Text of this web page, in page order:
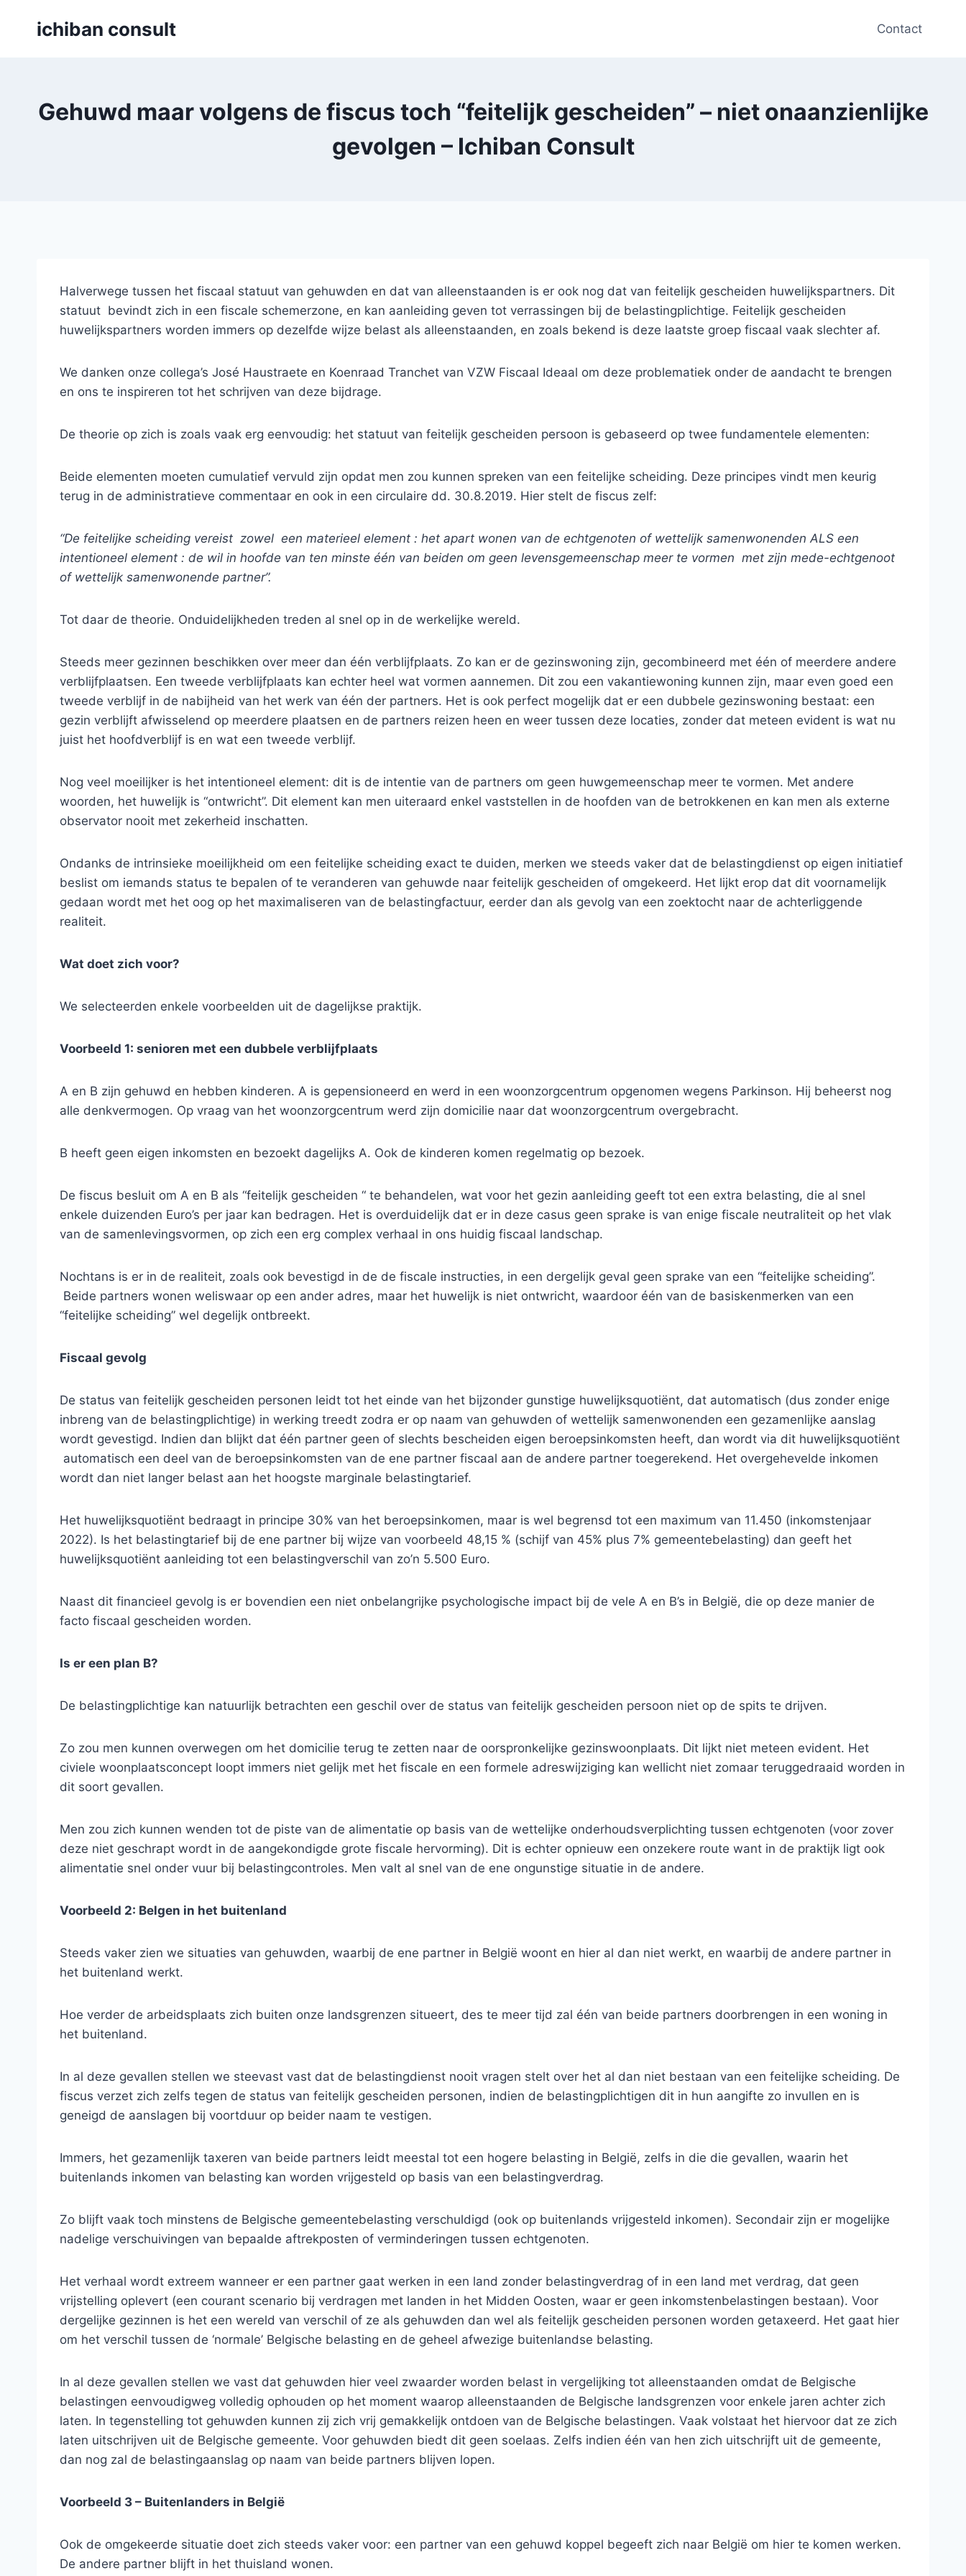
ichiban consult Contact
Gehuwd maar volgens de fiscus toch “feitelijk gescheiden” – niet onaanzienlijke
gevolgen – Ichiban Consult
Halverwege tussen het fiscaal statuut van gehuwden en dat van alleenstaanden is er ook nog dat van feitelijk gescheiden huwelijkspartners. Dit
statuut bevindt zich in een fiscale schemerzone, en kan aanleiding geven tot verrassingen bij de belastingplichtige. Feitelijk gescheiden
huwelijkspartners worden immers op dezelfde wijze belast als alleenstaanden, en zoals bekend is deze laatste groep fiscaal vaak slechter af.
We danken onze collega’s José Haustraete en Koenraad Tranchet van VZW Fiscaal Ideaal om deze problematiek onder de aandacht te brengen
en ons te inspireren tot het schrijven van deze bijdrage.
De theorie op zich is zoals vaak erg eenvoudig: het statuut van feitelijk gescheiden persoon is gebaseerd op twee fundamentele elementen:
Beide elementen moeten cumulatief vervuld zijn opdat men zou kunnen spreken van een feitelijke scheiding. Deze principes vindt men keurig
terug in de administratieve commentaar en ook in een circulaire dd. 30.8.2019. Hier stelt de fiscus zelf:
“De feitelijke scheiding vereist zowel een materieel element : het apart wonen van de echtgenoten of wettelijk samenwonenden ALS een
intentioneel element : de wil in hoofde van ten minste één van beiden om geen levensgemeenschap meer te vormen met zijn mede-echtgenoot
of wettelijk samenwonende partner”.
Tot daar de theorie. Onduidelijkheden treden al snel op in de werkelijke wereld.
Steeds meer gezinnen beschikken over meer dan één verblijfplaats. Zo kan er de gezinswoning zijn, gecombineerd met één of meerdere andere
verblijfplaatsen. Een tweede verblijfplaats kan echter heel wat vormen aannemen. Dit zou een vakantiewoning kunnen zijn, maar even goed een
tweede verblijf in de nabijheid van het werk van één der partners. Het is ook perfect mogelijk dat er een dubbele gezinswoning bestaat: een
gezin verblijft afwisselend op meerdere plaatsen en de partners reizen heen en weer tussen deze locaties, zonder dat meteen evident is wat nu
juist het hoofdverblijf is en wat een tweede verblijf.
Nog veel moeilijker is het intentioneel element: dit is de intentie van de partners om geen huwgemeenschap meer te vormen. Met andere
woorden, het huwelijk is “ontwricht”. Dit element kan men uiteraard enkel vaststellen in de hoofden van de betrokkenen en kan men als externe
observator nooit met zekerheid inschatten.
Ondanks de intrinsieke moeilijkheid om een feitelijke scheiding exact te duiden, merken we steeds vaker dat de belastingdienst op eigen initiatief
beslist om iemands status te bepalen of te veranderen van gehuwde naar feitelijk gescheiden of omgekeerd. Het lijkt erop dat dit voornamelijk
gedaan wordt met het oog op het maximaliseren van de belastingfactuur, eerder dan als gevolg van een zoektocht naar de achterliggende
realiteit.
Wat doet zich voor?
We selecteerden enkele voorbeelden uit de dagelijkse praktijk.
Voorbeeld 1: senioren met een dubbele verblijfplaats
A en B zijn gehuwd en hebben kinderen. A is gepensioneerd en werd in een woonzorgcentrum opgenomen wegens Parkinson. Hij beheerst nog
alle denkvermogen. Op vraag van het woonzorgcentrum werd zijn domicilie naar dat woonzorgcentrum overgebracht.
B heeft geen eigen inkomsten en bezoekt dagelijks A. Ook de kinderen komen regelmatig op bezoek.
De fiscus besluit om A en B als “feitelijk gescheiden “ te behandelen, wat voor het gezin aanleiding geeft tot een extra belasting, die al snel
enkele duizenden Euro’s per jaar kan bedragen. Het is overduidelijk dat er in deze casus geen sprake is van enige fiscale neutraliteit op het vlak
van de samenlevingsvormen, op zich een erg complex verhaal in ons huidig fiscaal landschap.
Nochtans is er in de realiteit, zoals ook bevestigd in de de fiscale instructies, in een dergelijk geval geen sprake van een “feitelijke scheiding”.
Beide partners wonen weliswaar op een ander adres, maar het huwelijk is niet ontwricht, waardoor één van de basiskenmerken van een
“feitelijke scheiding” wel degelijk ontbreekt.
Fiscaal gevolg
De status van feitelijk gescheiden personen leidt tot het einde van het bijzonder gunstige huwelijksquotiënt, dat automatisch (dus zonder enige
inbreng van de belastingplichtige) in werking treedt zodra er op naam van gehuwden of wettelijk samenwonenden een gezamenlijke aanslag
wordt gevestigd. Indien dan blijkt dat één partner geen of slechts bescheiden eigen beroepsinkomsten heeft, dan wordt via dit huwelijksquotiënt
automatisch een deel van de beroepsinkomsten van de ene partner fiscaal aan de andere partner toegerekend. Het overgehevelde inkomen
wordt dan niet langer belast aan het hoogste marginale belastingtarief.
Het huwelijksquotiënt bedraagt in principe 30% van het beroepsinkomen, maar is wel begrensd tot een maximum van 11.450 (inkomstenjaar
2022). Is het belastingtarief bij de ene partner bij wijze van voorbeeld 48,15 % (schijf van 45% plus 7% gemeentebelasting) dan geeft het
huwelijksquotiënt aanleiding tot een belastingverschil van zo’n 5.500 Euro.
Naast dit financieel gevolg is er bovendien een niet onbelangrijke psychologische impact bij de vele A en B’s in België, die op deze manier de
facto fiscaal gescheiden worden.
Is er een plan B?
De belastingplichtige kan natuurlijk betrachten een geschil over de status van feitelijk gescheiden persoon niet op de spits te drijven.
Zo zou men kunnen overwegen om het domicilie terug te zetten naar de oorspronkelijke gezinswoonplaats. Dit lijkt niet meteen evident. Het
civiele woonplaatsconcept loopt immers niet gelijk met het fiscale en een formele adreswijziging kan wellicht niet zomaar teruggedraaid worden in
dit soort gevallen.
Men zou zich kunnen wenden tot de piste van de alimentatie op basis van de wettelijke onderhoudsverplichting tussen echtgenoten (voor zover
deze niet geschrapt wordt in de aangekondigde grote fiscale hervorming). Dit is echter opnieuw een onzekere route want in de praktijk ligt ook
alimentatie snel onder vuur bij belastingcontroles. Men valt al snel van de ene ongunstige situatie in de andere.
Voorbeeld 2: Belgen in het buitenland
Steeds vaker zien we situaties van gehuwden, waarbij de ene partner in België woont en hier al dan niet werkt, en waarbij de andere partner in
het buitenland werkt.
Hoe verder de arbeidsplaats zich buiten onze landsgrenzen situeert, des te meer tijd zal één van beide partners doorbrengen in een woning in
het buitenland.
In al deze gevallen stellen we steevast vast dat de belastingdienst nooit vragen stelt over het al dan niet bestaan van een feitelijke scheiding. De
fiscus verzet zich zelfs tegen de status van feitelijk gescheiden personen, indien de belastingplichtigen dit in hun aangifte zo invullen en is
geneigd de aanslagen bij voortduur op beider naam te vestigen.
Immers, het gezamenlijk taxeren van beide partners leidt meestal tot een hogere belasting in België, zelfs in die die gevallen, waarin het
buitenlands inkomen van belasting kan worden vrijgesteld op basis van een belastingverdrag.
Zo blijft vaak toch minstens de Belgische gemeentebelasting verschuldigd (ook op buitenlands vrijgesteld inkomen). Secondair zijn er mogelijke
nadelige verschuivingen van bepaalde aftrekposten of verminderingen tussen echtgenoten.
Het verhaal wordt extreem wanneer er een partner gaat werken in een land zonder belastingverdrag of in een land met verdrag, dat geen
vrijstelling oplevert (een courant scenario bij verdragen met landen in het Midden Oosten, waar er geen inkomstenbelastingen bestaan). Voor
dergelijke gezinnen is het een wereld van verschil of ze als gehuwden dan wel als feitelijk gescheiden personen worden getaxeerd. Het gaat hier
om het verschil tussen de ‘normale’ Belgische belasting en de geheel afwezige buitenlandse belasting.
In al deze gevallen stellen we vast dat gehuwden hier veel zwaarder worden belast in vergelijking tot alleenstaanden omdat de Belgische
belastingen eenvoudigweg volledig ophouden op het moment waarop alleenstaanden de Belgische landsgrenzen voor enkele jaren achter zich
laten. In tegenstelling tot gehuwden kunnen zij zich vrij gemakkelijk ontdoen van de Belgische belastingen. Vaak volstaat het hiervoor dat ze zich
laten uitschrijven uit de Belgische gemeente. Voor gehuwden biedt dit geen soelaas. Zelfs indien één van hen zich uitschrijft uit de gemeente,
dan nog zal de belastingaanslag op naam van beide partners blijven lopen.
Voorbeeld 3 – Buitenlanders in België
Ook de omgekeerde situatie doet zich steeds vaker voor: een partner van een gehuwd koppel begeeft zich naar België om hier te komen werken.
De andere partner blijft in het thuisland wonen.